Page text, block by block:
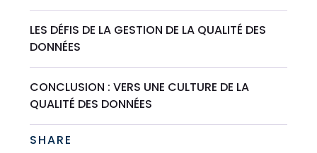
LES DÉFIS DE LA GESTION DE LA QUALITÉ DES
DONNÉES
CONCLUSION : VERS UNE CULTURE DE LA
QUALITÉ DES DONNÉES
SHARE